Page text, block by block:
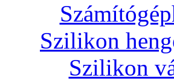
Szilikon
Szilikon